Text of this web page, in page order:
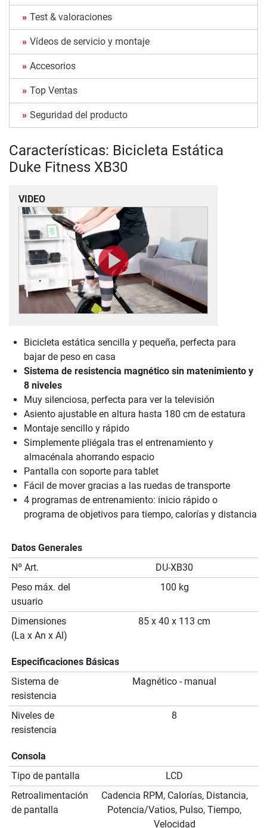
Test & valoraciones
Vídeos de servicio y montaje
Accesorios
Top Ventas
Seguridad del producto
Características: Bicicleta Estática
Duke Fitness XB30
VIDEO
Bicicleta estática sencilla y pequeña, perfecta para
bajar de peso en casa
Sistema de resistencia magnético sin matenimiento y
8 niveles
Muy silenciosa, perfecta para ver la televisión
Asiento ajustable en altura hasta 180 cm de estatura
Montaje sencillo y rápido
Simplemente pliégala tras el entrenamiento y
almacénala ahorrando espacio
Pantalla con soporte para tablet
Fácil de mover gracias a las ruedas de transporte
4 programas de entrenamiento: inicio rápido o
programa de objetivos para tiempo, calorías y distancia
Datos Generales
Nº Art.
DU-XB30
Peso máx. del
usuario
100 kg
Dimensiones
(La x An x Al)
85 x 40 x 113 cm
Especificaciones Básicas
Sistema de
resistencia
Magnético - manual
Niveles de
resistencia
8
Consola
Tipo de pantalla
LCD
Retroalimentación
de pantalla
Cadencia RPM, Calorías, Distancia,
Potencia/Vatios, Pulso, Tiempo,
Velocidad